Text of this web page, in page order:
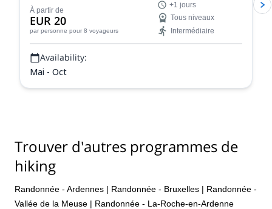
un guide de randonnée certifié, Olivier.
À partir de
EUR 20
par personne pour 8 voyageurs
+1 jours
Tous niveaux
Intermédiaire
Availability:
Mai - Oct
Trouver d'autres programmes de
hiking
Randonnée - Ardennes | Randonnée - Bruxelles | Randonnée -
Vallée de la Meuse | Randonnée - La-Roche-en-Ardenne